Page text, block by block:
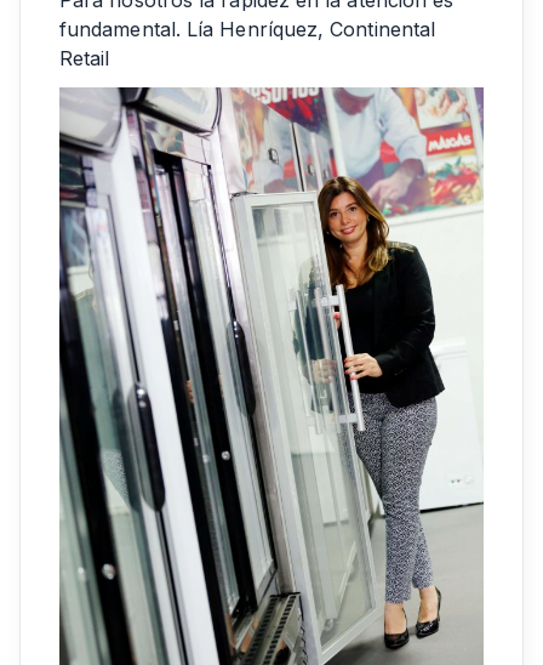
fundamental. Lía Henríquez, Continental
Retail